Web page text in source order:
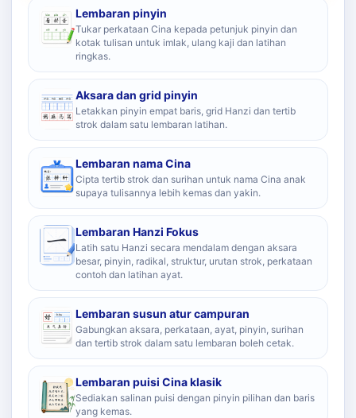
Lembaran pinyin
Tukar perkataan Cina kepada petunjuk pinyin dan
kotak tulisan untuk imlak, ulang kaji dan latihan
ringkas.
Aksara dan grid pinyin
Letakkan pinyin empat baris, grid Hanzi dan tertib
strok dalam satu lembaran latihan.
Lembaran nama Cina
Cipta tertib strok dan surihan untuk nama Cina anak
supaya tulisannya lebih kemas dan yakin.
Lembaran Hanzi Fokus
Latih satu Hanzi secara mendalam dengan aksara
besar, pinyin, radikal, struktur, urutan strok, perkataan
contoh dan latihan ayat.
Lembaran susun atur campuran
Gabungkan aksara, perkataan, ayat, pinyin, surihan
dan tertib strok dalam satu lembaran boleh cetak.
Lembaran puisi Cina klasik
Sediakan salinan puisi dengan pinyin pilihan dan baris
yang kemas.